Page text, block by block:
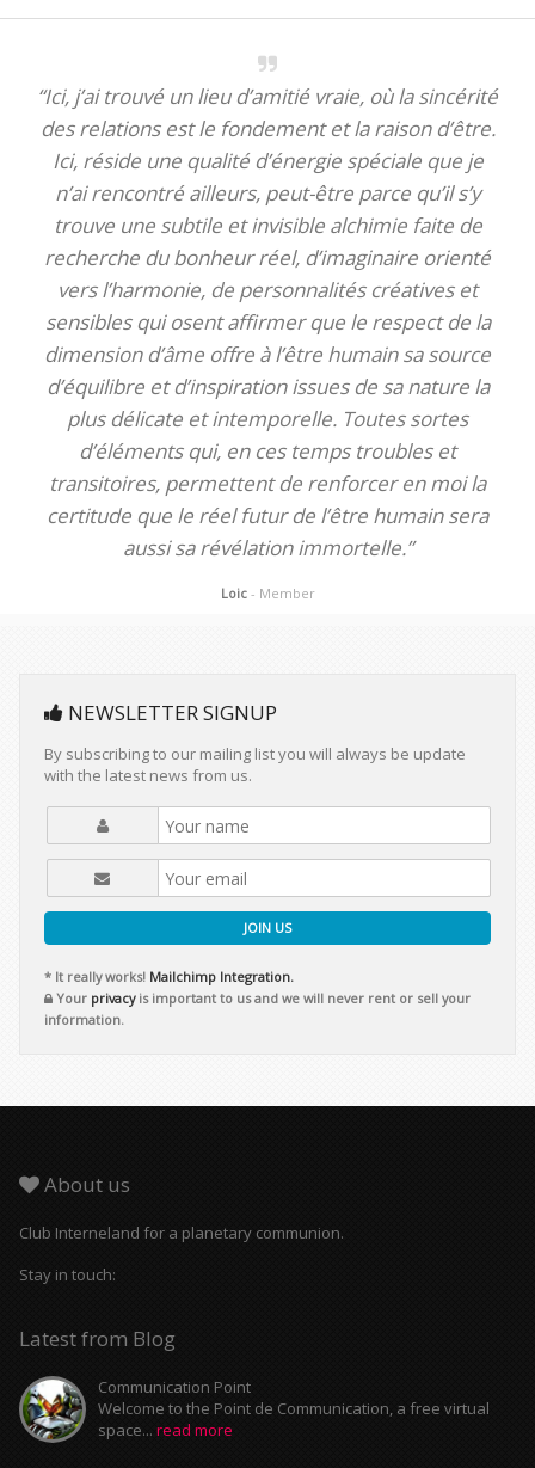
“Ici, j’ai trouvé un lieu d’amitié vraie, où la sincérité
des relations est le fondement et la raison d’être.
Ici, réside une qualité d’énergie spéciale que je
n’ai rencontré ailleurs, peut-être parce qu’il s’y
trouve une subtile et invisible alchimie faite de
recherche du bonheur réel, d’imaginaire orienté
vers l’harmonie, de personnalités créatives et
sensibles qui osent affirmer que le respect de la
dimension d’âme offre à l’être humain sa source
d’équilibre et d’inspiration issues de sa nature la
plus délicate et intemporelle. Toutes sortes
d’éléments qui, en ces temps troubles et
transitoires, permettent de renforcer en moi la
certitude que le réel futur de l’être humain sera
aussi sa révélation immortelle.”
Loic - Member
NEWSLETTER SIGNUP
By subscribing to our mailing list you will always be update
with the latest news from us.
JOIN US
* It really works! Mailchimp Integration.
Your privacyis important to us and we will never rent or sell your
information.
About us
Club Interneland for a planetary communion.
Stay in touch:
Latest from Blog
Communication Point
Welcome to the Point de Communication, a free virtual
space... read more